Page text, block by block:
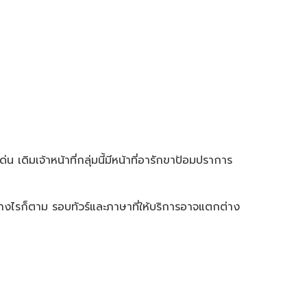
เดิมเจ้าหน้าที่กลุ่มนี้มีหน้าที่อารักขาป้อมปราการ
รก็ตาม รอบทัวร์และภาษาที่ให้บริการอาจแตกต่าง